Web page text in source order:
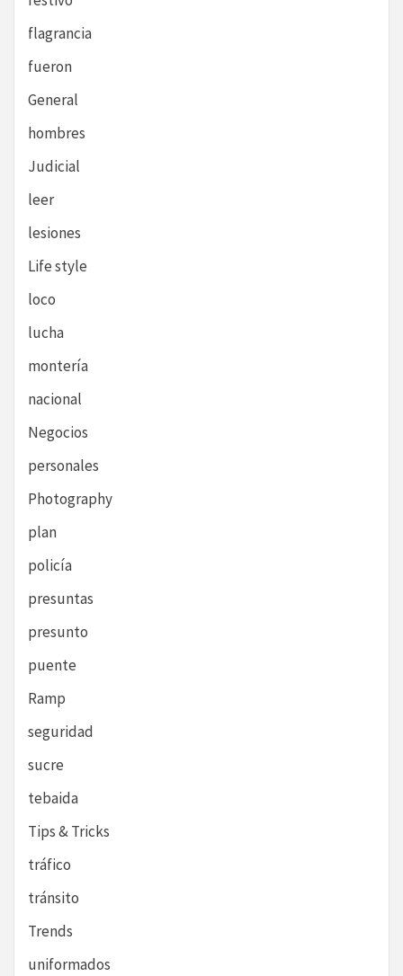
flagrancia
fueron
General
hombres
Judicial
leer
lesiones
Life style
loco
lucha
montería
nacional
Negocios
personales
Photography
plan
policía
presuntas
presunto
puente
Ramp
seguridad
sucre
tebaida
Tips & Tricks
tráfico
tránsito
Trends
uniformados